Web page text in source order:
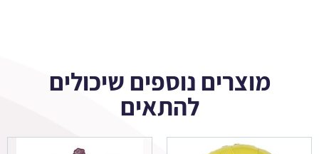
מוצרים נוספים שיכולים
להתאים